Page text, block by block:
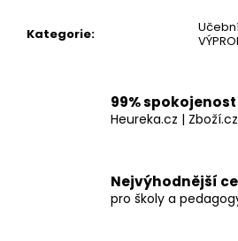
Kategorie:
99%
Heureka.cz |
Nejvýhodnější
pro školy a
OSA